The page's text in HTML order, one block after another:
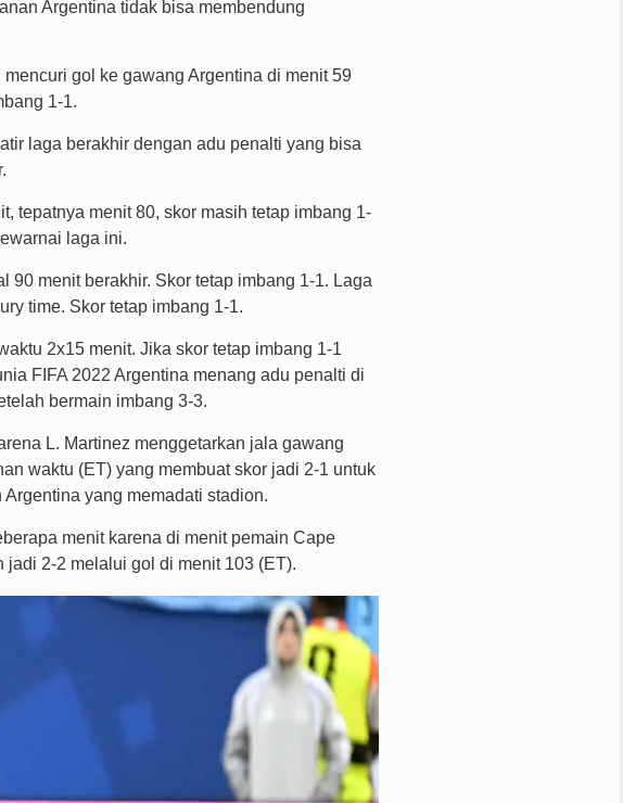
Argentina tidak bisa membendung
gol ke gawang Argentina di menit 59
1-1.
laga berakhir dengan adu penalti yang bisa
tepatnya menit 80, skor masih tetap imbang 1-
laga ini.
90 menit berakhir. Skor tetap imbang 1-1. Laga
time. Skor tetap imbang 1-1.
2x15 menit. Jika skor tetap imbang 1-1
FIFA 2022 Argentina menang adu penalti di
bermain imbang 3-3.
L. Martinez menggetarkan jala gawang
waktu (ET) yang membuat skor jadi 2-1 untuk
yang memadati stadion.
menit karena di menit pemain Cape
2-2 melalui gol di menit 103 (ET).